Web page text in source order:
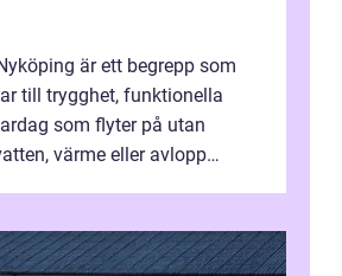
är ett begrepp som
till trygghet, funktionella
som flyter på utan
värme eller avlopp